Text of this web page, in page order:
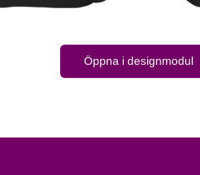
Öppna i designmodul